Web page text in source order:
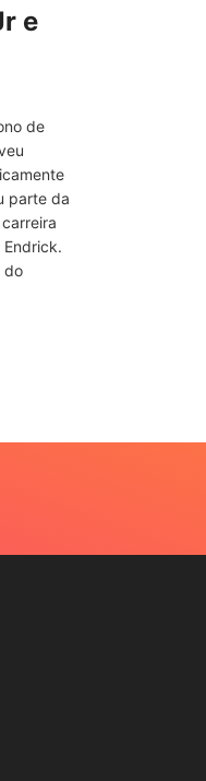
e
de
parte da
do